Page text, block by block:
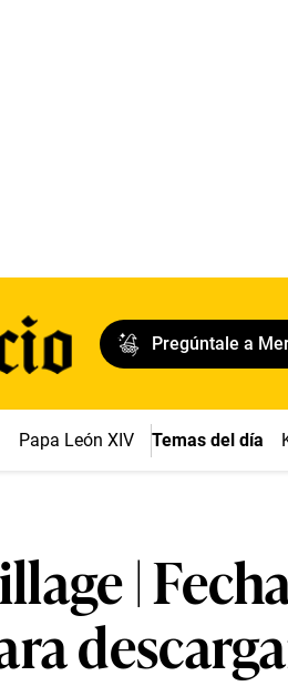
Pregúntale a
Papa León XIV Temas del día
|